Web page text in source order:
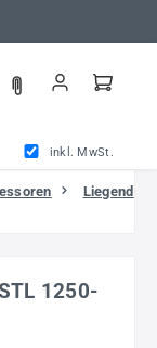
inkl. MwSt.
Liegend
1250-